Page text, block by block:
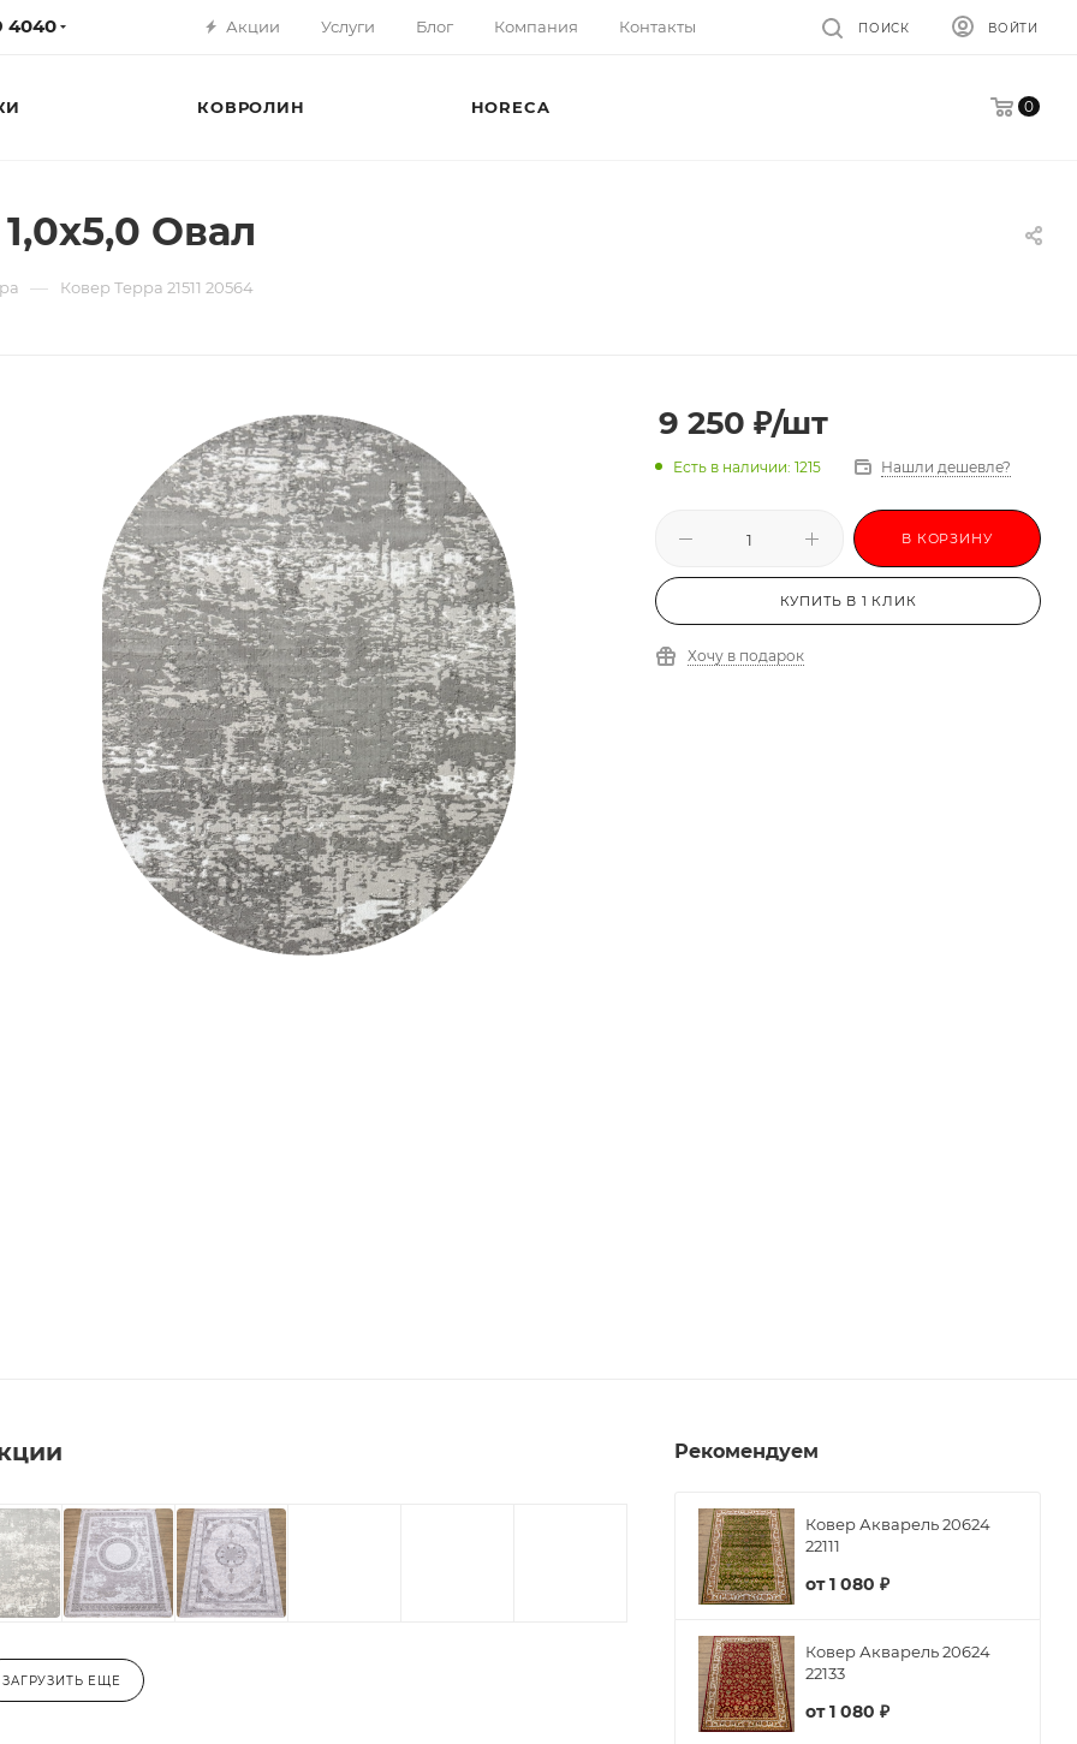
4040 Акции Услуги Блог Компания Контакты ВОЙТИ
ПОИСК
0
КОВРОЛИН HORECA
Овал
— Ковер Терра 21511 20564
9 250 ₽/шт
Есть в наличии: 1215 Нашли дешевле?
В КОРЗИНУ
КУПИТЬ В 1 КЛИК
Хочу в подарок
ЗАГРУЗИТЬ ЕЩЕ
Рекомендуем
Ковер Акварель 20624
22111
от1 080 ₽
Ковер Акварель 20624
22133
от1 080 ₽